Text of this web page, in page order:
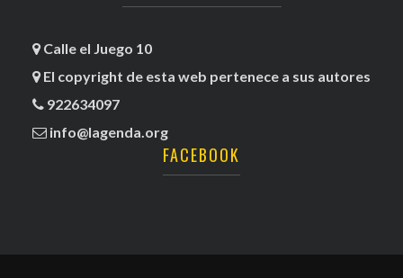
Calle el Juego 10
El copyright de esta web pertenece a sus autores
922634097
info@lagenda.org
FACEBOOK